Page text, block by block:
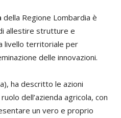
della Regione Lombardia è
allestire strutture e
livello territoriale per
delle innovazioni.
ha descritto le azioni
dell’azienda agricola, con
un vero e proprio